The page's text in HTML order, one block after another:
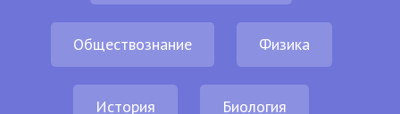
Обществознание Физика
История Биология